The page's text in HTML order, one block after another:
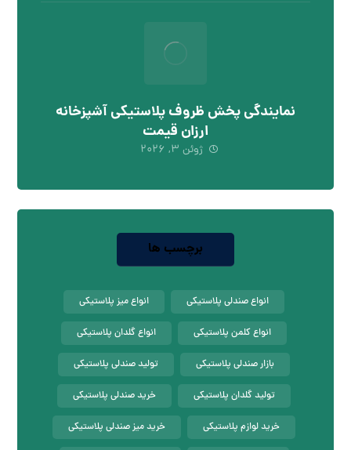
نمایندگی پخش ظروف پلاستیکی آشپزخانه
ارزان قیمت
ژوئن ۳, ۲۰۲۶
برچسب ها
انواع صندلی پلاستیکی انواع میز پلاستیکی
انواع کلمن پلاستیکی انواع گلدان پلاستیکی
بازار صندلی پلاستیکی تولید صندلی پلاستیکی
تولید گلدان پلاستیکی خرید صندلی پلاستیکی
خرید لوازم پلاستیکی خرید میز صندلی پلاستیکی